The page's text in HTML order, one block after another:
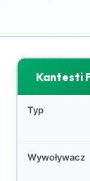
Kantesti
Typ
Wywoływacz